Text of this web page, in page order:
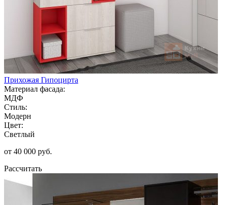
Прихожая Гипоцирта
Материал фасада:
МДФ
Стиль:
Модерн
Цвет:
Светлый
от 40 000 руб.
Рассчитать